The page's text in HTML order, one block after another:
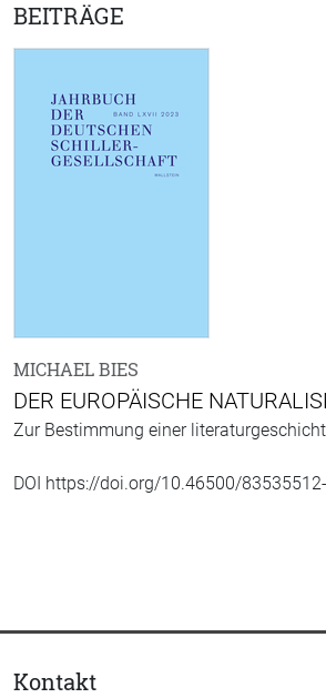
BEITRÄGE
MICHAEL BIES
DER EUROPÄISCHE
Zur Bestimmung einer
DOI https://doi.org/10.46500/
Kontakt